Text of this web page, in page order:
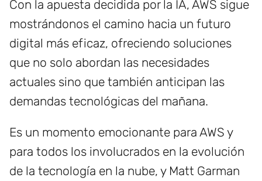
Con la apuesta decidida por la IA, AWS sigue
mostrándonos el camino hacia un futuro
digital más eficaz, ofreciendo soluciones
que no solo abordan las necesidades
actuales sino que también anticipan las
demandas tecnológicas del mañana.
Es un momento emocionante para AWS y
para todos los involucrados en la evolución
de la tecnología en la nube, y Matt Garman